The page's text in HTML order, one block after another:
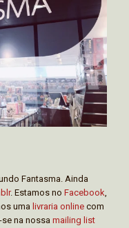
Fantasma. Ainda
. Estamos no Facebook,
uma livraria online com
na nossa mailing list